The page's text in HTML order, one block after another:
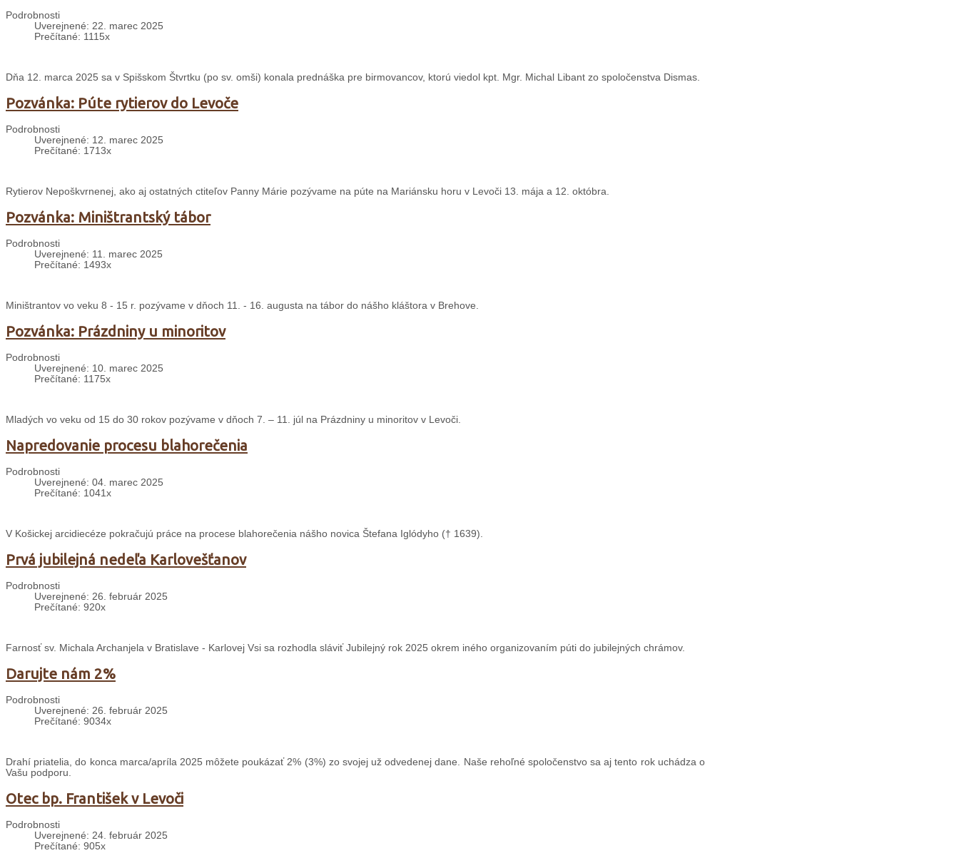
Podrobnosti
Uverejnené: 22. marec 2025
Prečítané: 1115x
Dňa 12. marca 2025 sa v Spišskom Štvrtku (po sv. omši) konala prednáška pre birmovancov, ktorú viedol kpt. Mgr. Michal Libant zo spoločenstva Dismas.
Pozvánka: Púte rytierov do Levoče
Podrobnosti
Uverejnené: 12. marec 2025
Prečítané: 1713x
Rytierov Nepoškvrnenej, ako aj ostatných ctiteľov Panny Márie pozývame na púte na Mariánsku horu v Levoči 13. mája a 12. októbra.
Pozvánka: Miništrantský tábor
Podrobnosti
Uverejnené: 11. marec 2025
Prečítané: 1493x
Miništrantov vo veku 8 - 15 r. pozývame v dňoch 11. - 16. augusta na tábor do nášho kláštora v Brehove.
Pozvánka: Prázdniny u minoritov
Podrobnosti
Uverejnené: 10. marec 2025
Prečítané: 1175x
Mladých vo veku od 15 do 30 rokov pozývame v dňoch 7. – 11. júl na Prázdniny u minoritov v Levoči.
Napredovanie procesu blahorečenia
Podrobnosti
Uverejnené: 04. marec 2025
Prečítané: 1041x
V Košickej arcidiecéze pokračujú práce na procese blahorečenia nášho novica Štefana Iglódyho († 1639).
Prvá jubilejná nedeľa Karlovešťanov
Podrobnosti
Uverejnené: 26. február 2025
Prečítané: 920x
Farnosť sv. Michala Archanjela v Bratislave - Karlovej Vsi sa rozhodla sláviť Jubilejný rok 2025 okrem iného organizovaním púti do jubilejných chrámov.
Darujte nám 2%
Podrobnosti
Uverejnené: 26. február 2025
Prečítané: 9034x
Drahí priatelia, do konca marca/apríla 2025 môžete poukázať 2% (3%) zo svojej už odvedenej dane. Naše rehoľné spoločenstvo sa aj tento rok uchádza o
Vašu podporu.
Otec bp. František v Levoči
Podrobnosti
Uverejnené: 24. február 2025
Prečítané: 905x